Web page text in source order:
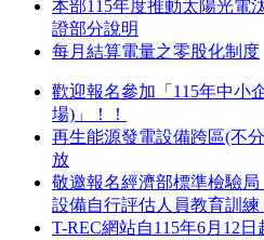
本部115年度推動太陽光電
證部分說明
每月結算電量之零股化制度
歡迎報名參加「115年中小
場)」！！
再生能源發電設備跨區(不
放
敬邀報名經濟部標準檢驗
設備自行評估人員教育訓練
T-REC網站自115年6月12